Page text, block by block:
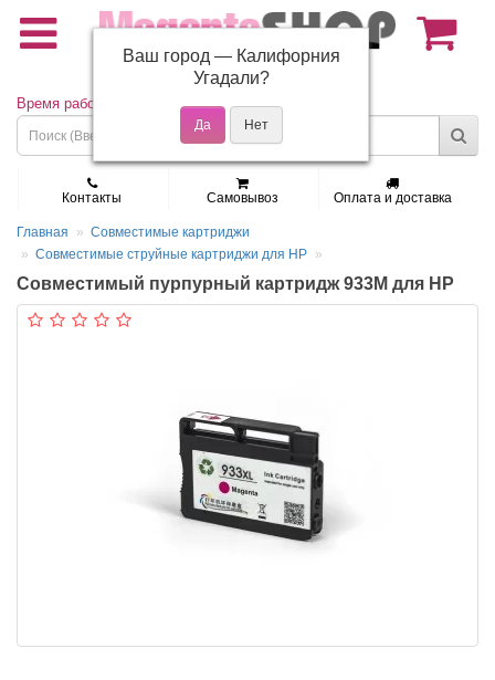
(495) 150-01-37
Время работы: Пн - Пт 9:30 - 19:00
Контакты Самовывоз Оплата и доставка
Главная
Совместимые картриджи
Совместимые струйные картриджи для HP
Совместимый пурпурный картридж 933M для HP
Ваш город — Калифорния
Угадали?